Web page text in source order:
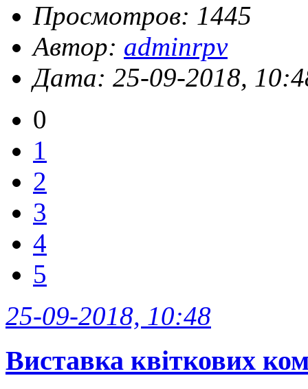
Просмотров: 1445
Автор: adminrpv
Дата: 25-09-2018,
0
1
2
3
4
5
25-09-2018, 10:48
Виставка квіткових